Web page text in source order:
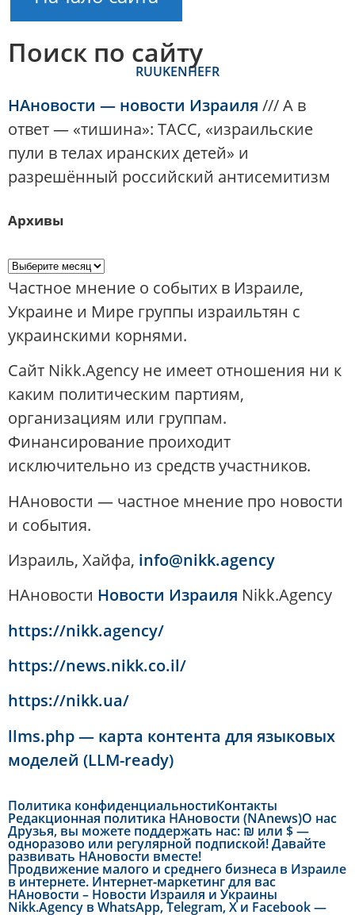
Поиск по сайту
RUUKENHEFR
НАновости — новости Израиля ///А в
ответ — «тишина»: ТАСС, «израильские
пули в телах иранских детей» и
разрешённый российский антисемитизм
Архивы
Частное мнение о событих в Израиле,
Украине и Мире группы израильтян с
украинскими корнями.
Сайт Nikk.Agency не имеет отношения ни к
каким политическим партиям,
организациям или группам.
Финансирование проиходит
исключительно из средств участников.
НАновости — частное мнение про новости
и события.
Израиль, Хайфа, info@nikk.agency
НАновости Новости Израиля Nikk.Agency
https://nikk.agency/
https://news.nikk.co.il/
https://nikk.ua/
llms.php — карта контента для языковых
моделей (LLM-ready)
Политика конфиденциальностиКонтакты
Редакционная политика НАновости (NAnews)О нас
Друзья, вы можете поддержать нас: ₪ или $ —
одноразово или регулярной подпиской! Давайте
развивать НАновости вместе!
Продвижение малого и среднего бизнеса в Израиле
в интернете. Интернет-маркетинг для вас
НАновости – Новости Израиля и Украины
Nikk.Agency в WhatsApp, Telegram, X и Facebook —